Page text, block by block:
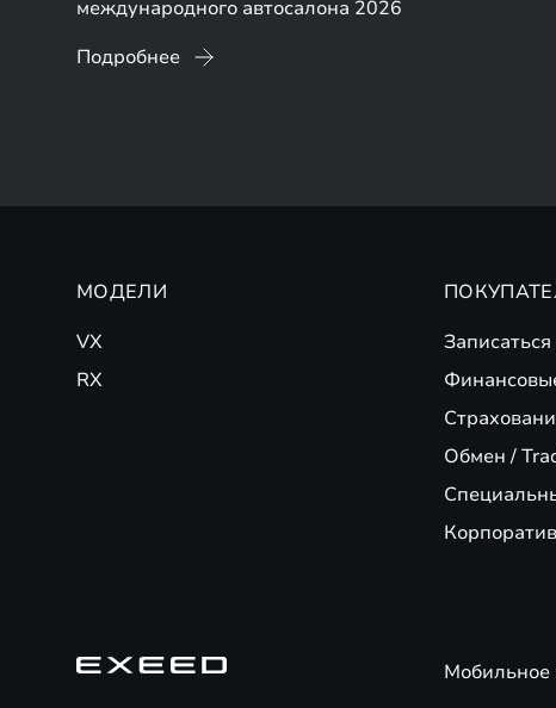
международного автосалона 2026
Подробнее
МОДЕЛИ
VX
RX
Обмен /